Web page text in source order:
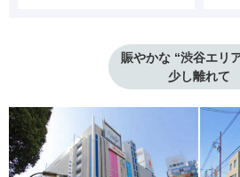
賑やかな “渋谷エリ
少し離れて